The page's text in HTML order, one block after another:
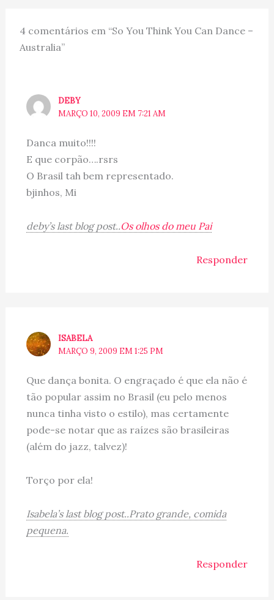
4 comentários em “So You Think You Can Dance –
Australia”
DEBY
MARÇO 10, 2009 EM 7:21 AM
Danca muito!!!!
E que corpão….rsrs
O Brasil tah bem representado.
bjinhos, Mi
deby’s last blog post..Os olhos do meu Pai
Responder
ISABELA
MARÇO 9, 2009 EM 1:25 PM
Que dança bonita. O engraçado é que ela não é
tão popular assim no Brasil (eu pelo menos
nunca tinha visto o estilo), mas certamente
pode-se notar que as raízes são brasileiras
(além do jazz, talvez)!
Torço por ela!
Isabela’s last blog post..Prato grande, comida
pequena.
Responder